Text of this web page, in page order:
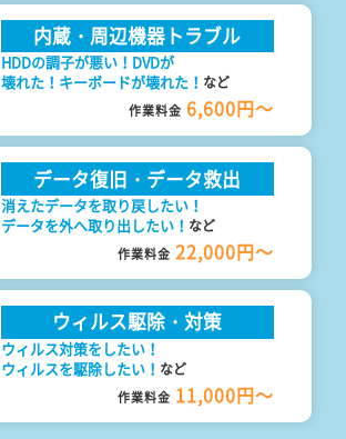
内蔵・周辺機器トラブル
HDDの調子が悪い！DVDが
壊れた！キーボードが壊れた！ など
作業料金 6,600円～
データ復旧・データ救出
消えたデータを取り戻したい！
データを外へ取り出したい！ など
作業料金 22,000円～
ウィルス駆除・対策
ウィルス対策をしたい！
ウィルスを駆除したい！ など
作業料金 11,000円～